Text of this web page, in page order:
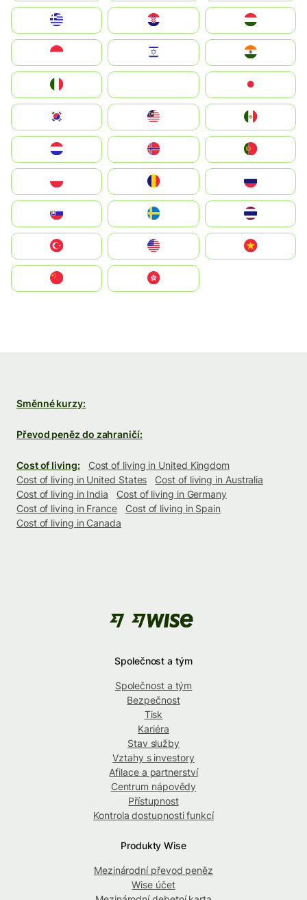
Magyarország
South Korea
United States
中國香港特別行政區
Směnné kurzy:
Převod peněz do zahraničí:
Cost of living:
Cost of living in United Kingdom
Cost of living in United States
Cost of living in Australia
Cost of living in India
Cost of living in Germany
Cost of living in France
Cost of living in Spain
Cost of living in Canada
Společnost a tým
Společnost a tým
Bezpečnost
Tisk
Kariéra
Stav služby
Vztahy s investory
Afilace a partnerství
Centrum nápovědy
Přístupnost
Kontrola dostupnosti funkcí
Produkty Wise
Mezinárodní převod peněz
Wise účet